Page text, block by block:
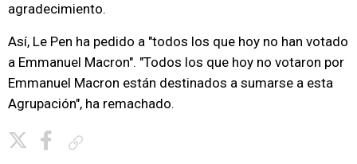
agradecimiento.
Así, Le Pen ha pedido a "todos los que hoy no han votado
a Emmanuel Macron". "Todos los que hoy no votaron por
Emmanuel Macron están destinados a sumarse a esta
Agrupación", ha remachado.